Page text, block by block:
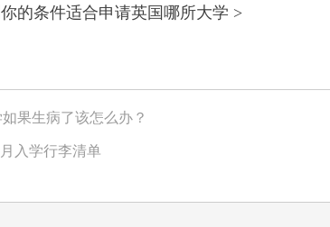
你的条件适合申请英国哪所大学 >
果生病了该怎么办？
入学行李清单